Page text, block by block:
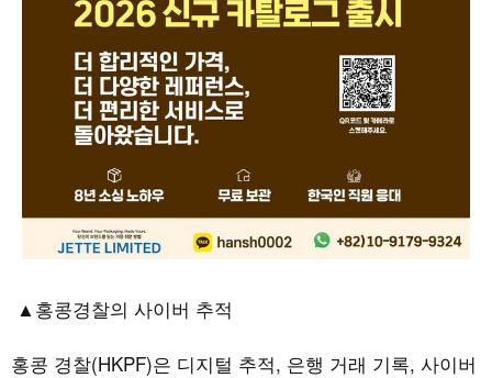
▲홍콩경찰의 사이버 추적
홍콩 경찰(HKPF)은 디지털 추적, 은행 거래 기록, 사이버